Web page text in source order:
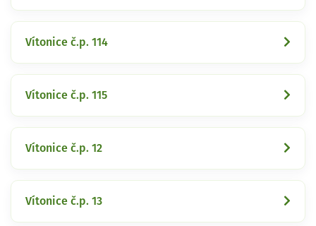
Vítonice č.p. 114
Vítonice č.p. 115
Vítonice č.p. 12
Vítonice č.p. 13